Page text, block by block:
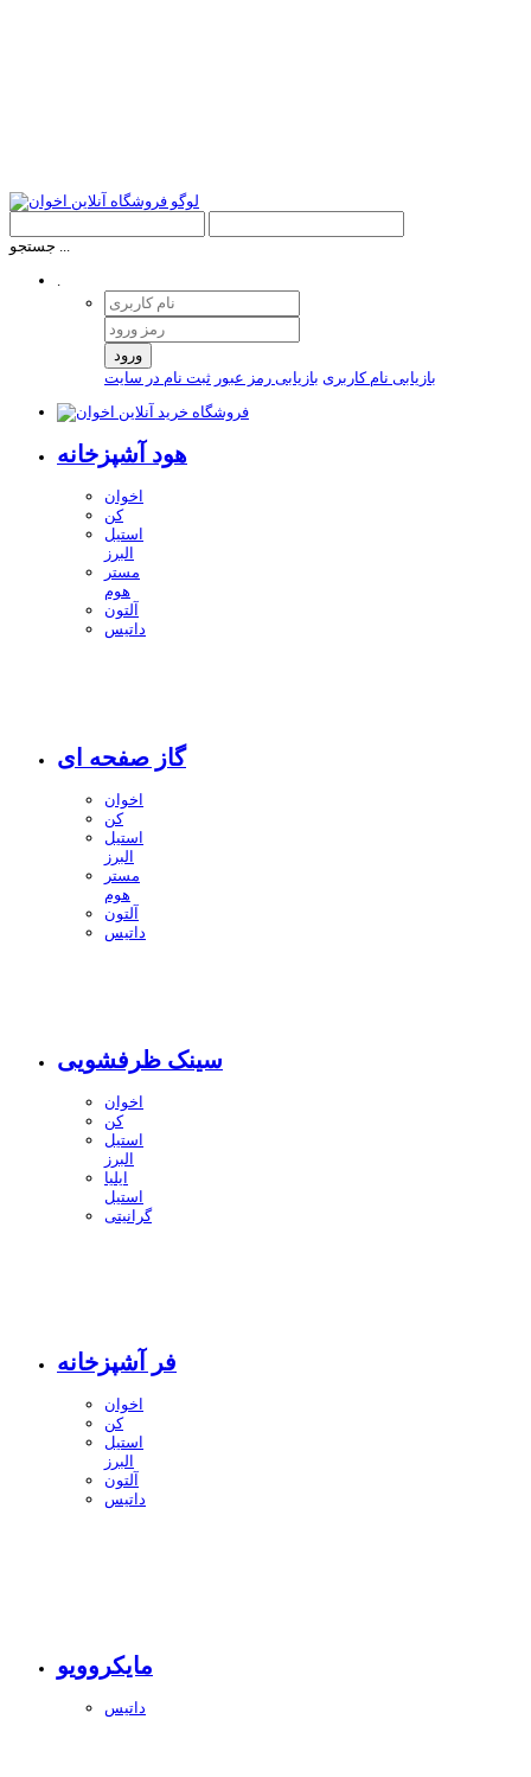
جستجو ...
.
ورود
بازیابی نام کاربری بازیابی رمز عبور ثبت نام در سایت
هود آشپزخانه
اخوان
کن
استیل
البرز
مستر
هوم
آلتون
داتیس
گاز صفحه ای
اخوان
کن
استیل
البرز
مستر
هوم
آلتون
داتیس
سینک ظرفشویی
اخوان
کن
استیل
البرز
ایلیا
استیل
گرانیتی
فر آشپزخانه
اخوان
کن
استیل
البرز
آلتون
داتیس
مایکروویو
داتیس